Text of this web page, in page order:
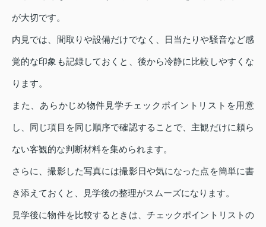
が大切です。
内見では、間取りや設備だけでなく、日当たりや騒音など感
覚的な印象も記録しておくと、後から冷静に比較しやすくな
ります。
また、あらかじめ物件見学チェックポイントリストを用意
し、同じ項目を同じ順序で確認することで、主観だけに頼ら
ない客観的な判断材料を集められます。
さらに、撮影した写真には撮影日や気になった点を簡単に書
き添えておくと、見学後の整理がスムーズになります。
見学後に物件を比較するときは、チェックポイントリストの